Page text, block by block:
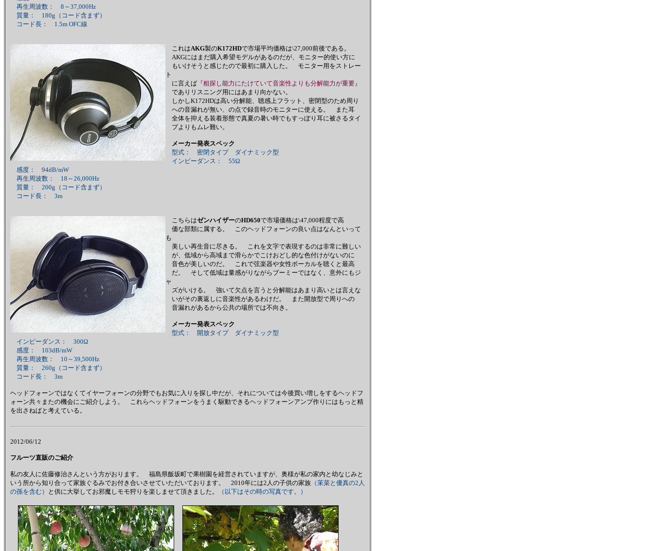
再生周波数： 8～37,000Hz
質量： 180g（コード含まず）
コード長： 1.5m OFC線
これはAKG製のK172HDで市場平均価格は\27,000前後である。
AKGにはまだ購入希望モデルがあるのだが、モニター的使い方に
もいけそうと感じたので最初に購入した。 モニター用をストレー
ト
に言えば 『粗探し能力にたけていて音楽性よりも分解能力が重要』
でありリスニング用にはあまり向かない。
しかしK172HDは高い分解能、聴感上フラット、密閉型のため周り
への音漏れが無い、の点で録音時のモニターに使える。 また耳
全体を抑える装着形態で真夏の暑い時でもすっぽり耳に被さるタイ
プよりもムレ難い。
メーカー発表スペック
型式： 密閉タイプ ダイナミック型
インピーダンス： 55Ω
感度： 94dB/mW
再生周波数： 18～26,000Hz
質量： 200g（コード含まず）
コード長： 3m
こちらはゼンハイザーのHD650で市場価格は\47,000程度で高
価な部類に属する。 このヘッドフォーンの良い点はなんといって
も
美しい再生音に尽きる。 これを文字で表現するのは非常に難しい
が、低域から高域まで滑らかでこけおどし的な色付けがないのに
音色が美しいのだ。 これで弦楽器や女性ボーカルを聴くと最高
だ。 そして低域は量感がりながらブーミーではなく、意外にもジ
ャ
ズがいける。 強いて欠点を言うと分解能はあまり高いとは言えな
いがその裏返しに音楽性があるわけだ。 また開放型で周りへの
音漏れがあるから公共の場所では不向き。
メーカー発表スペック
型式： 開放タイプ ダイナミック型
インピーダンス： 300Ω
感度： 103dB/mW
再生周波数： 10～39,500Hz
質量： 260g（コード含まず）
コード長： 3m
ヘッドフォーンではなくてイヤーフォーンの分野でもお気に入りを探し中だが、それについては今後買い増しをするヘッドフ
ォーン共々またの機会にご紹介しよう。 これらヘッドフォーンをうまく駆動できるヘッドフォーンアンプ作りにはもっと精
を出さねばと考えている。
2012/06/12
フルーツ直販のご紹介
私の友人に佐藤修治さんという方がおります。 福島県飯坂町で果樹園を経営されていますが、奥様が私の家内と幼なじみと
いう所から知り合って家族ぐるみでお付き合いさせていただいております。 2010年には2人の子供の家族 （茉菜と優真の2人
の孫を含む）
と供に大挙してお邪魔しモモ狩りを楽しませて頂きました。 （以下はその時の写真です。）